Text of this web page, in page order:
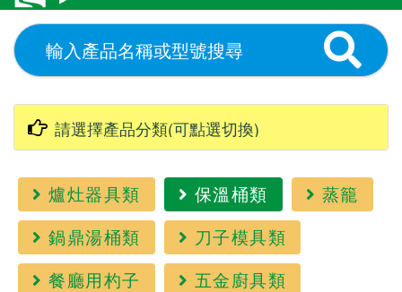
爐灶器具類 保溫桶類
蒸籠
鍋鼎湯桶類
刀子模具類
餐廳用杓子
五金廚具類